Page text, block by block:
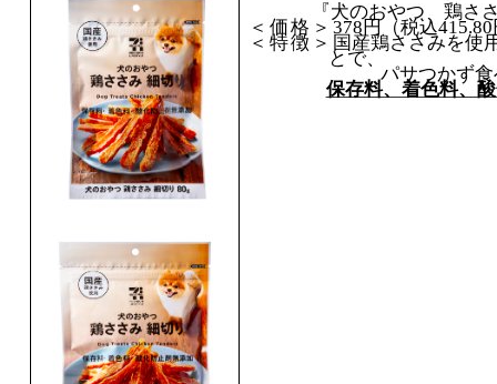
『犬のおやつ 鶏
＜価格＞ 378 円（税込415.80
＜特徴＞ 国産鶏ささみを使
とで、
パサつかず食べや
保存料、着色料、